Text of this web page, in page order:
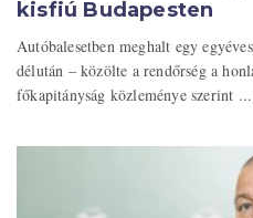
kisfiú Budapesten
Autóbalesetben meghalt egy
délután – közölte a rendőrség a
főkapitányság közleménye szerint ...